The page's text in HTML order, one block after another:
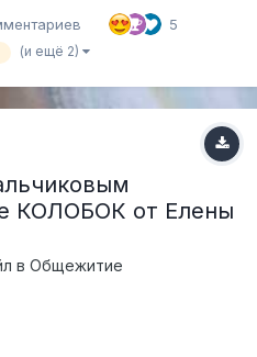
5
(и ещё 2)
КОЛОБОК от Елены
в Общежитие